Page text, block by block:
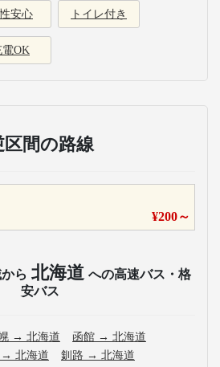
安心 トイレ付き
電OK
区間の路線
¥200～
ら 北海道 への高速バス・格
安バス
→ 北海道 函館 → 北海道
→ 北海道 釧路 → 北海道